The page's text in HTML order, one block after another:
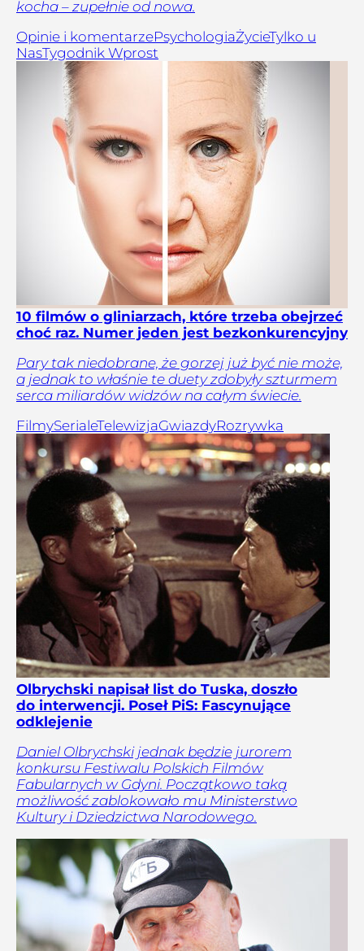
kocha – zupełnie od nowa.
Opinie i komentarzePsychologiaŻycieTylko u
NasTygodnik Wprost
10 filmów o gliniarzach, które trzeba obejrzeć
choć raz. Numer jeden jest bezkonkurencyjny
Pary tak niedobrane, że gorzej już być nie może,
a jednak to właśnie te duety zdobyły szturmem
serca miliardów widzów na całym świecie.
FilmySerialeTelewizjaGwiazdyRozrywka
Olbrychski napisał list do Tuska, doszło
do interwencji. Poseł PiS: Fascynujące
odklejenie
Daniel Olbrychski jednak będzie jurorem
konkursu Festiwalu Polskich Filmów
Fabularnych w Gdyni. Początkowo taką
możliwość zablokowało mu Ministerstwo
Kultury i Dziedzictwa Narodowego.